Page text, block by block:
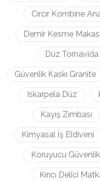
Cırcır Kombine
Demir Kesme Makası
Düz Tornavida
Güvenlik Kaskı Granite
Iskarpela Düz
Kayış Zımbası
Kimyasal İş Eldiveni
Koruyucu
Kırıcı Delici